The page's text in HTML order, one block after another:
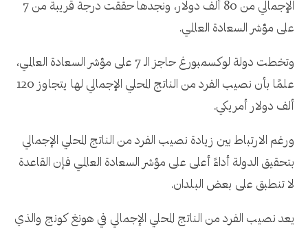
الإجمالي من 80 ألف دولار، ونجدها حققت درجة قريبة من 7
على مؤشر السعادة العالمي.
وتخطت دولة لوكسمبورغ حاجز الـ 7 على مؤشر السعادة العالمي،
علمًا بأن نصيب الفرد من الناتج المحلي الإجمالي لها يتجاوز 120
ألف دولار أمريكي.
ورغم الارتباط بين زيادة نصيب الفرد من الناتج المحلي الإجمالي
بتحقيق الدولة أداءً أعلى على مؤشر السعادة العالمي فإن القاعدة
لا تنطبق على بعض البلدان.
يعد نصيب الفرد من الناتج المحلي الإجمالي في هونغ كونج والذي